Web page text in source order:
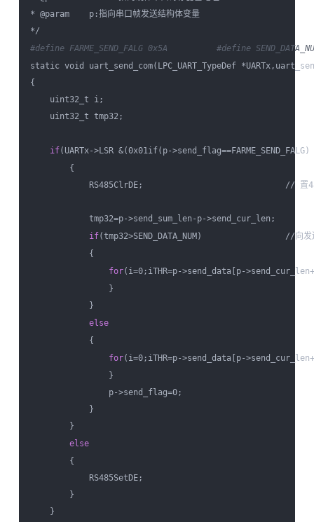
* @param    p:指向串口帧发送结构体变量
#define FARME_SEND_FALG 0x5A #define
static void uart_send_com(LPC_UART_TypeDef
{
uint32_t i;
uint32_t tmp32;
if(UARTx->LSR &(0x01if(p-
{
RS485ClrDE;                             // 置
tmp32=p->send_sum_len-p->send_cur_len;
if(tmp32>SEND_DATA_NUM)                 //向
{
for(i=0;iTHR=p->send_data[p-
}
}
else
{
for(i=0;iTHR=p->send_data[p-
}
p->send_flag=0;
}
}
else
{
RS485SetDE;
}
}